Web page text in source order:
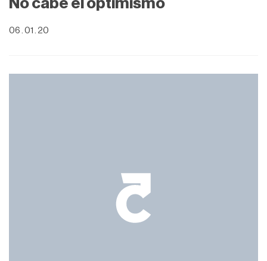
No cabe el optimismo
06 . 01 . 20